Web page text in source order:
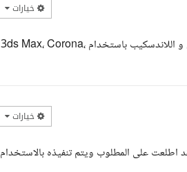
خيارات
مرحبا أنا علي، مهندس معماري ومصمم ثلاثي الأبعاد بخبرة تتجاوز 8 سنوات في التصميم الداخلي و اللاندسكيب باستخدام 3ds Max، Corona،
خيارات
على المطلوب ويتم تنفيذه بالاستخدام